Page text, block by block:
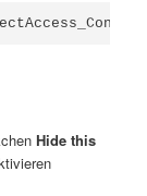
Hide this